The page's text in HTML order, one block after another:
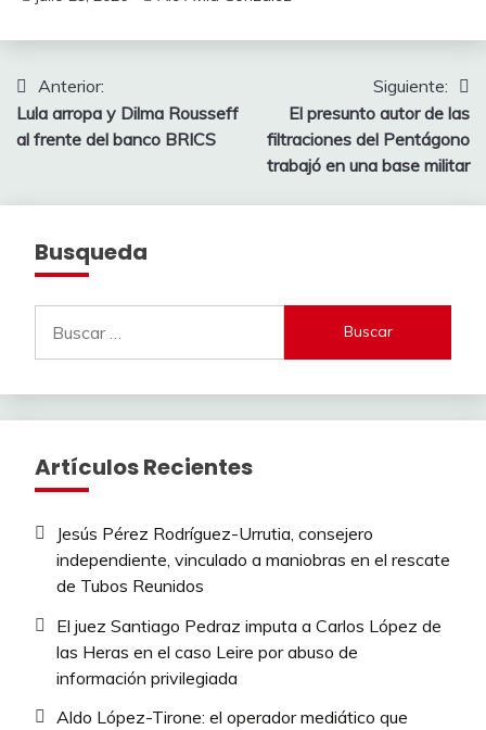
Navegación
de
Anterior:
Lula arropa y Dilma Rousseff
al frente del banco BRICS
Siguiente:
El presunto autor de las
filtraciones del Pentágono
trabajó en una base militar
Busqueda
Artículos Recientes
Jesús Pérez Rodríguez-Urrutia, consejero
independiente, vinculado a maniobras en el rescate
de Tubos Reunidos
El juez Santiago Pedraz imputa a Carlos López de
las Heras en el caso Leire por abuso de
información privilegiada
Aldo López-Tirone: el operador mediático que